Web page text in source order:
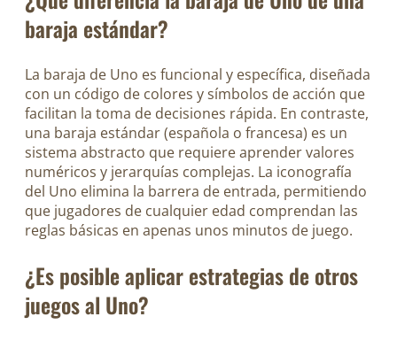
baraja estándar?
La baraja de Uno es funcional y específica, diseñada
con un código de colores y símbolos de acción que
facilitan la toma de decisiones rápida. En contraste,
una baraja estándar (española o francesa) es un
sistema abstracto que requiere aprender valores
numéricos y jerarquías complejas. La iconografía
del Uno elimina la barrera de entrada, permitiendo
que jugadores de cualquier edad comprendan las
reglas básicas en apenas unos minutos de juego.
¿Es posible aplicar estrategias de otros
juegos al Uno?